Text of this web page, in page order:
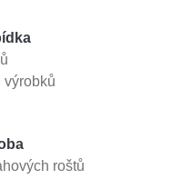
výrobků
roštů